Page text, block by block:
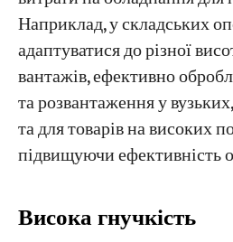
Наприклад, у складських
адаптуватися до різної
вантажів, ефективно
та розвантаження у
та для товарів на високих
підвищуючи ефективність
​​Висока гнучкість